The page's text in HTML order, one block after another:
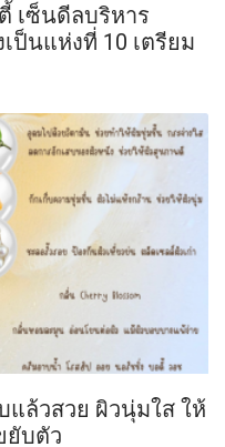
เซ็นดีลบริหาร
ป็นแห่งที่ 10 เตรียม
แล้วสวย ผิวนุ่มใส ให้
ยับตัว